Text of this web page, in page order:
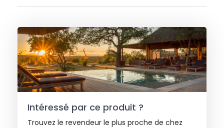
Intéressé par ce produit ?
Trouvez le revendeur le plus proche de chez